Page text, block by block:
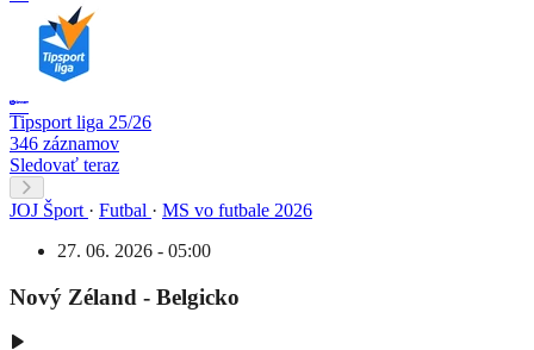
Tipsport liga 25/26
346 záznamov
Sledovať teraz
JOJ Šport · Futbal · MS vo futbale 2026
27. 06. 2026 - 05:00
Nový Zéland - Belgicko